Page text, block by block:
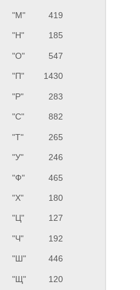
"М" 419
"Н" 185
"О" 547
"П" 1430
"Р" 283
"С" 882
"Т" 265
"У" 246
"Ф" 465
"Х" 180
"Ц" 127
"Ч" 192
"Ш" 446
"Щ" 120